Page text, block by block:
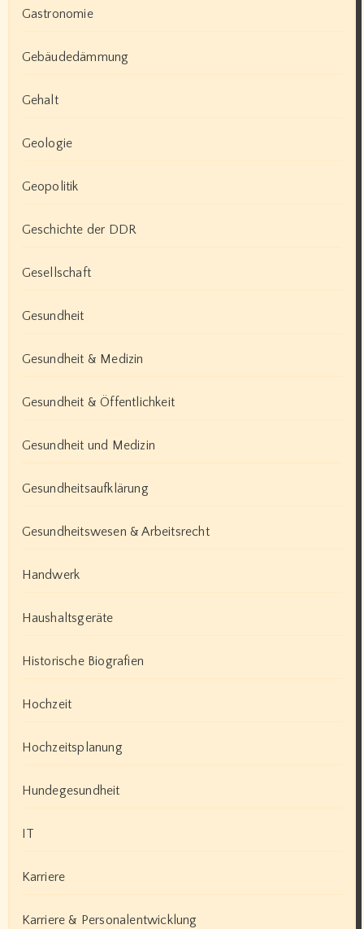
Gastronomie
Gebäudedämmung
Gehalt
Geologie
Geopolitik
Geschichte der DDR
Gesellschaft
Gesundheit
Gesundheit & Medizin
Gesundheit & Öffentlichkeit
Gesundheit und Medizin
Gesundheitsaufklärung
Gesundheitswesen & Arbeitsrecht
Handwerk
Haushaltsgeräte
Historische Biografien
Hochzeit
Hochzeitsplanung
Hundegesundheit
IT
Karriere
Karriere & Personalentwicklung